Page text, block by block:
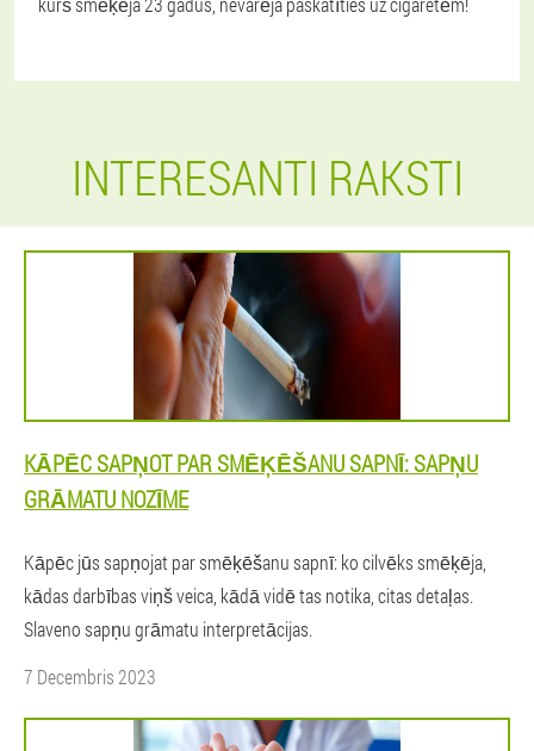
INTERESANTI RAKSTI
KĀPĒC SAPŅOT PAR SMĒĶĒŠANU SAPNĪ: SAPŅU
GRĀMATU NOZĪME
Kāpēc jūs sapņojat par smēķēšanu sapnī: ko cilvēks smēķēja,
kādas darbības viņš veica, kādā vidē tas notika, citas detaļas.
Slaveno sapņu grāmatu interpretācijas.
7 Decembris 2023